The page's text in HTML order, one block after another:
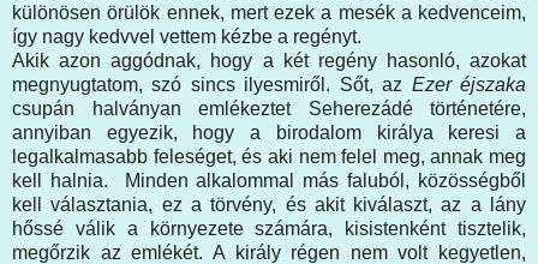
különösen örülök ennek, mert ezek a mesék a kedvenceim,
így nagy kedvvel vettem kézbe a regényt.
Akik azon aggódnak, hogy a két regény hasonló, azokat
megnyugtatom, szó sincs ilyesmiről. Sőt, az Ezer éjszaka
csupán halványan emlékeztet Seherezádé történetére,
annyiban egyezik, hogy a birodalom királya keresi a
legalkalmasabb feleséget, és aki nem felel meg, annak meg
kell halnia. Minden alkalommal más faluból, közösségből
kell választania, ez a törvény, és akit kiválaszt, az a lány
hőssé válik a környezete számára, kisistenként tisztelik,
megőrzik az emlékét. A király régen nem volt kegyetlen,